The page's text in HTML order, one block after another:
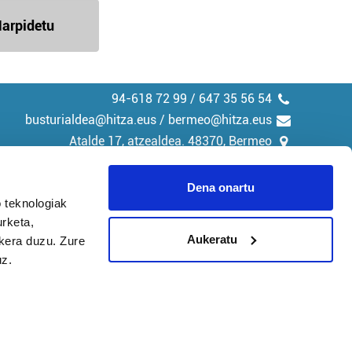
duzu. Zure
Dena onartu
Aukeratu
94-618 72 99 / 647 35 56 54
busturialdea@hitza.eus / bermeo@hitza.eus
Atalde 17, atzealdea. 48370, Bermeo
Cookieak